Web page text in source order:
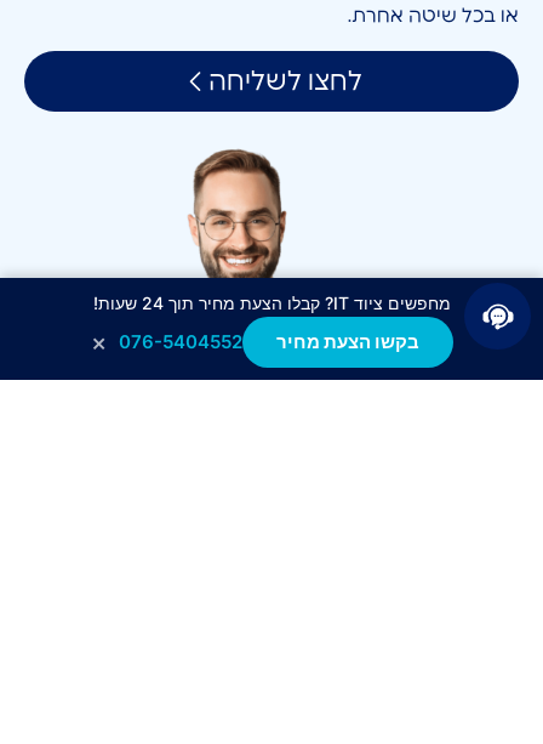
או בכל שיטה אחרת.
לחצו לשליחה
מחפשים ציוד IT? קבלו הצעת מחיר תוך 24 שעות!
בקשו הצעת מחיר 076-5404552
×